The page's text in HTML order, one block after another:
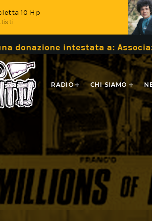
10 Hp
intestata a: Associazione
RADIO CHI SIAMO